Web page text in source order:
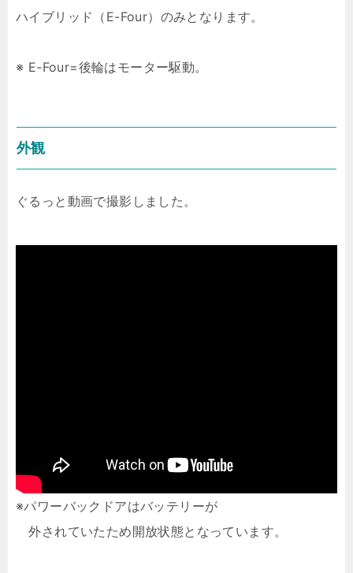
ハイブリッド（E-Four）のみとなります。
※ E-Four=後輪はモーター駆動。
外観
ぐるっと動画で撮影しました。
※パワーバックドアはバッテリーが
外されていたため開放状態となっています。